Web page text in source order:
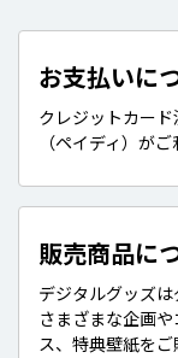
お支払いに
クレジットカー
（ペイディ）が
販売商品に
デジタルグッズは
さまざまな企画
ス、特典壁紙をご